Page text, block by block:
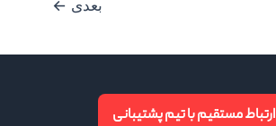
بعدی ←
ارتباط مستقیم با تیم پشتیبانی